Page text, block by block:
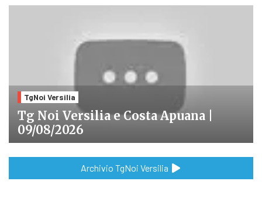
TgNoi Versilia
Tg Noi Versilia e Costa Apuana |
09/08/2026
Archivio TgNoi Versilia